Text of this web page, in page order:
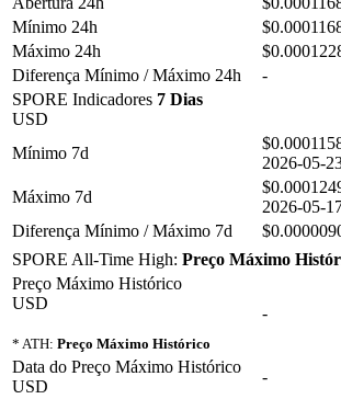
Mínimo 24h
Máximo 24h
Diferença Mínimo / Máximo 24h
-
SPORE Indicadores 7 Dias
USD
Mínimo 7d
2026-05-
Máximo 7d
2026-05-
Diferença Mínimo / Máximo 7d
SPORE All-Time High: Preço Máximo
Preço Máximo Histórico
USD
* ATH: Preço Máximo Histórico
-
Data do Preço Máximo Histórico
USD
-